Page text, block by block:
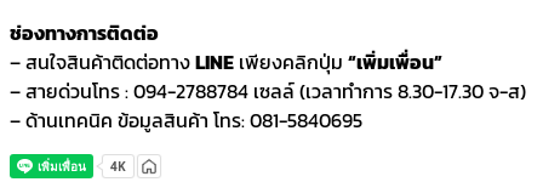
ช่องทางการติดต่อ
– สนใจสินค้าติดต่อทางLINE เพียงคลิกปุ่ม “เพิ่มเพื่อน”
– สายด่วนโทร : 094-2788784 เซลล์ (เวลาทำการ 8.30-17.30 จ-ส)
– ด้านเทคนิค ข้อมูลสินค้า โทร: 081-5840695